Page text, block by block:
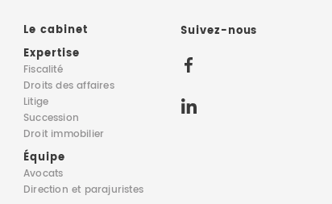
Le cabinet
Expertise
Fiscalité
Droits des affaires
Litige
Succession
Droit immobilier
Équipe
Avocats
Directionet parajuristes
Suivez-nous